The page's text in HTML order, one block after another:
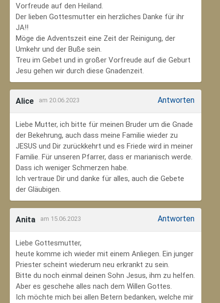
Vorfreude auf den Heiland.
Der lieben Gottesmutter ein herzliches Danke für ihr
JA!!
Möge die Adventszeit eine Zeit der Reinigung, der
Umkehr und der Buße sein.
Treu im Gebet und in großer Vorfreude auf die Geburt
Jesu gehen wir durch diese Gnadenzeit.
Alice am 20.06.2023 Antworten
Liebe Mutter, ich bitte für meinen Bruder um die Gnade
der Bekehrung, auch dass meine Familie wieder zu
JESUS und Dir zurückkehrt und es Friede wird in meiner
Familie. Für unseren Pfarrer, dass er marianisch werde.
Dass ich weniger Schmerzen habe.
Ich vertraue Dir und danke für alles, auch die Gebete
der Gläubigen.
Anita am 15.06.2023 Antworten
Liebe Gottesmutter,
heute komme ich wieder mit einem Anliegen. Ein junger
Priester scheint wiederum neu erkrankt zu sein.
Bitte du noch einmal deinen Sohn Jesus, ihm zu helfen.
Aber es geschehe alles nach dem Willen Gottes.
Ich möchte mich bei allen Betern bedanken, welche mir